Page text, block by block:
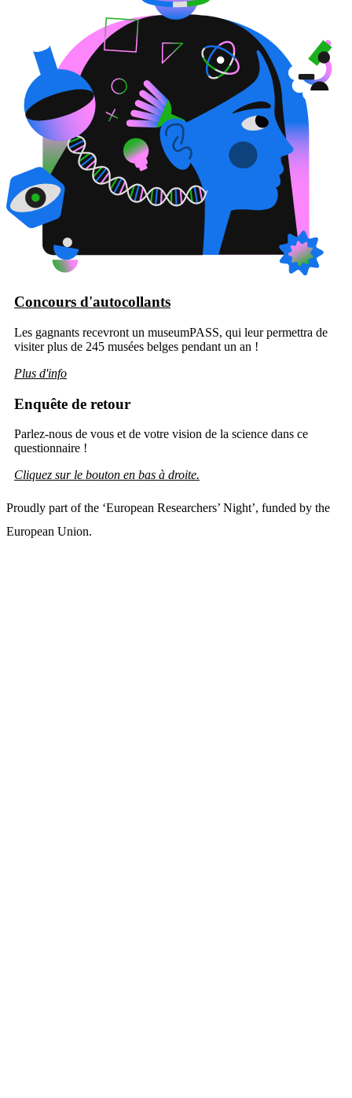
Concours d'autocollants
Les gagnants recevront un museumPASS, qui leur permettra de
visiter plus de 245 musées belges pendant un an !
Plus d'info
Enquête de retour
Parlez-nous de vous et de votre vision de la science dans ce
questionnaire !
Cliquez sur le bouton en bas à droite.
Proudly part of the ‘European Researchers’ Night’, funded by the
European Union.